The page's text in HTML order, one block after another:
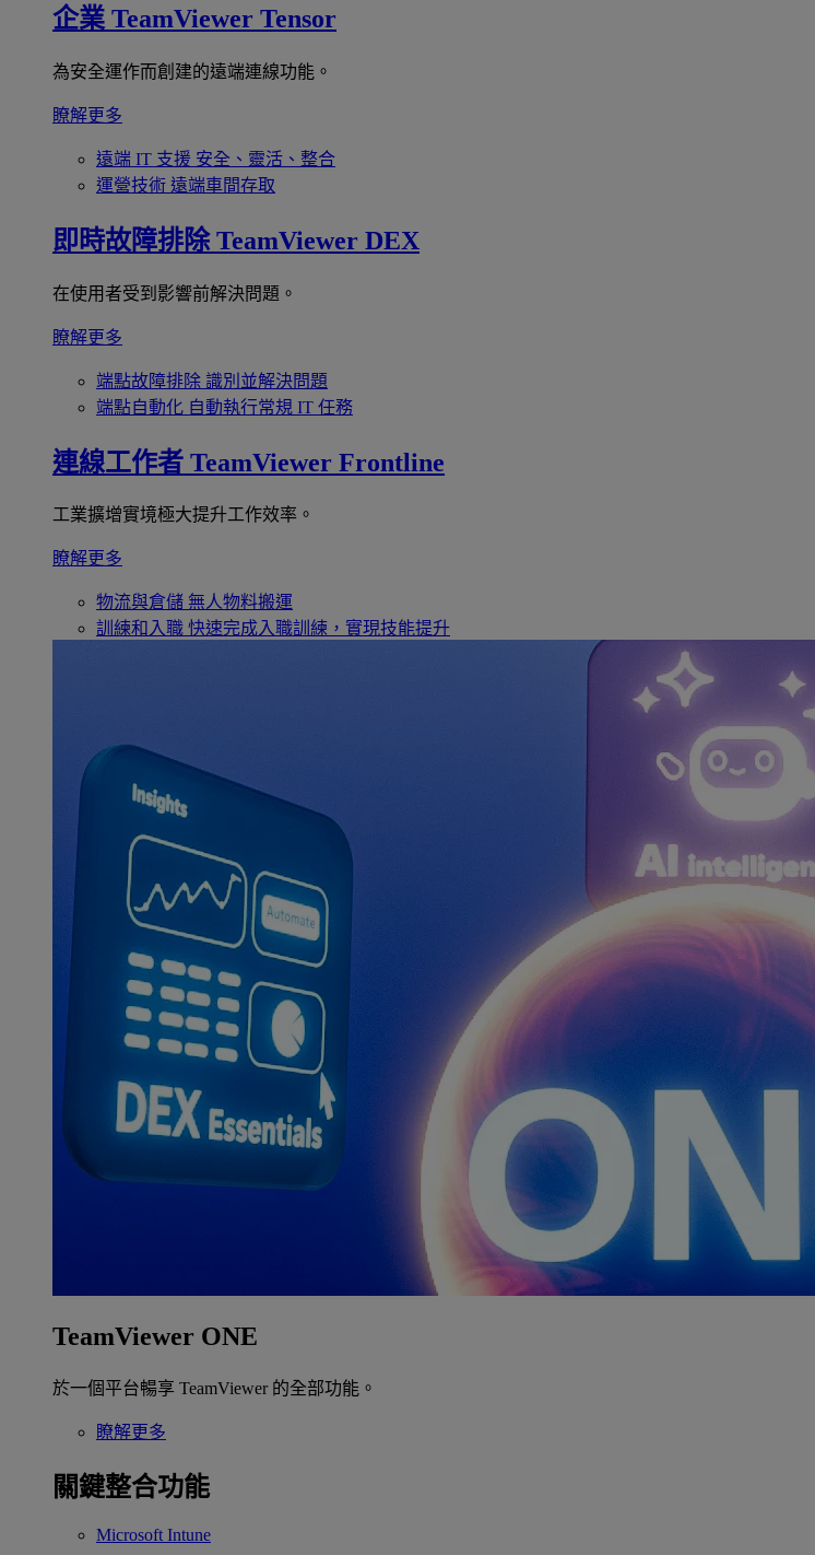
企業 TeamViewer Tensor
為安全運作而創建的遠端連線功能。
瞭解更多
遠端 IT 支援 安全、靈活、整合
運營技術 遠端車間存取
即時故障排除 TeamViewer DEX
在使用者受到影響前解決問題。
瞭解更多
端點故障排除 識別並解決問題
端點自動化 自動執行常規 IT 任務
連線工作者 TeamViewer Frontline
工業擴增實境極大提升工作效率。
瞭解更多
物流與倉儲 無人物料搬運
訓練和入職 快速完成入職訓練，實現技能提升
TeamViewer ONE
於一個平台暢享 TeamViewer 的全部功能。
瞭解更多
關鍵整合功能
Microsoft Intune